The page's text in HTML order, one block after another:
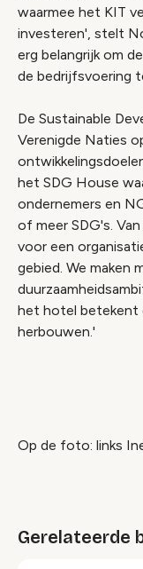
waarmee het KIT
investeren', stelt
erg belangrijk om
de bedrijfsvoering
De Sustainable
Verenigde Naties
het SDG House
ondernemers en
of meer SDG's.
voor een
gebied. We maken
het hotel betekent
herbouwen.'
Op de foto: links
Gerelateerde